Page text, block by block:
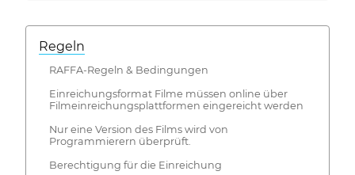
Regeln
RAFFA-Regeln & Bedingungen
Einreichungsformat Filme müssen online über
Filmeinreichungsplattformen eingereicht werden
Nur eine Version des Films wird von
Programmierern überprüft.
Berechtigung für die Einreichung